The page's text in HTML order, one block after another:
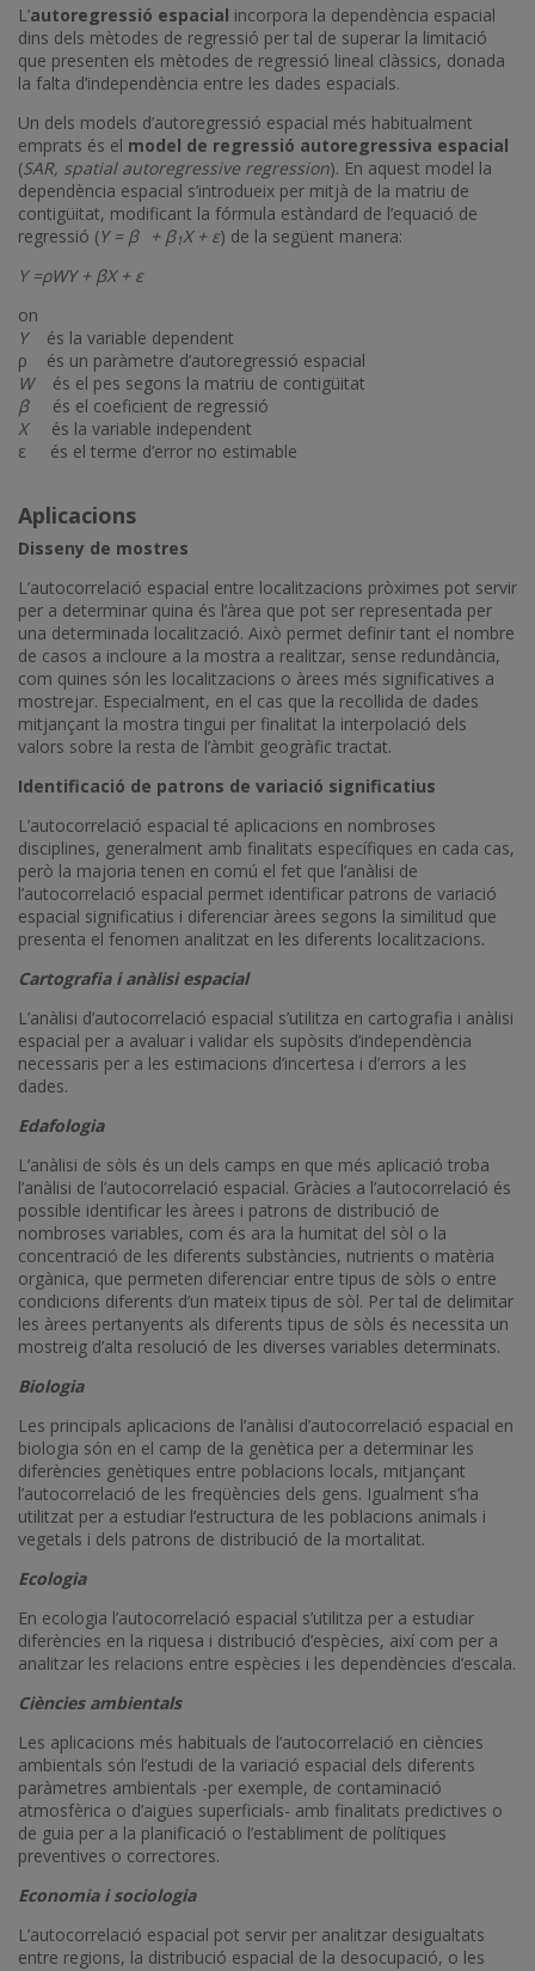
L’autoregressió espacial incorpora la dependència espacial
dins dels mètodes de regressió per tal de superar la limitació
que presenten els mètodes de regressió lineal clàssics, donada
la falta d’independència entre les dades espacials.
Un dels models d’autoregressió espacial més habitualment
emprats és el model de regressió autoregressiva espacial
(SAR, spatial autoregressive regression). En aquest model la
dependència espacial s’introdueix per mitjà de la matriu de
contigüitat, modificant la fórmula estàndard de l’equació de
regressió (Y = β + β 1X + ε) de la següent manera:
Y =ρWY + βX + ε
on
Yés la variable dependent
ρ és un paràmetre d’autoregressió espacial
Wés el pes segons la matriu de contigüitat
βés el coeficient de regressió
X
és la variable independent
ε és el terme d’error no estimable
Aplicacions
Disseny de mostres
L’autocorrelació espacial entre localitzacions pròximes pot servir
per a determinar quina és l’àrea que pot ser representada per
una determinada localització. Això permet definir tant el nombre
de casos a incloure a la mostra a realitzar, sense redundància,
com quines són les localitzacions o àrees més significatives a
mostrejar. Especialment, en el cas que la recollida de dades
mitjançant la mostra tingui per finalitat la interpolació dels
valors sobre la resta de l’àmbit geogràfic tractat.
Identificació de patrons de variació significatius
L’autocorrelació espacial té aplicacions en nombroses
disciplines, generalment amb finalitats específiques en cada cas,
però la majoria tenen en comú el fet que l’anàlisi de
l’autocorrelació espacial permet identificar patrons de variació
espacial significatius i diferenciar àrees segons la similitud que
presenta el fenomen analitzat en les diferents localitzacions.
Cartografia i anàlisi espacial
L’anàlisi d’autocorrelació espacial s’utilitza en cartografia i anàlisi
espacial per a avaluar i validar els supòsits d’independència
necessaris per a les estimacions d’incertesa i d’errors a les
dades.
Edafologia
L’anàlisi de sòls és un dels camps en que més aplicació troba
l’anàlisi de l’autocorrelació espacial. Gràcies a l’autocorrelació és
possible identificar les àrees i patrons de distribució de
nombroses variables, com és ara la humitat del sòl o la
concentració de les diferents substàncies, nutrients o matèria
orgànica, que permeten diferenciar entre tipus de sòls o entre
condicions diferents d’un mateix tipus de sòl. Per tal de delimitar
les àrees pertanyents als diferents tipus de sòls és necessita un
mostreig d’alta resolució de les diverses variables determinats.
Biologia
Les principals aplicacions de l’anàlisi d’autocorrelació espacial en
biologia són en el camp de la genètica per a determinar les
diferències genètiques entre poblacions locals, mitjançant
l’autocorrelació de les freqüències dels gens. Igualment s’ha
utilitzat per a estudiar l’estructura de les poblacions animals i
vegetals i dels patrons de distribució de la mortalitat.
Ecologia
En ecologia l’autocorrelació espacial s’utilitza per a estudiar
diferències en la riquesa i distribució d’espècies, així com per a
analitzar les relacions entre espècies i les dependències d’escala.
Ciències ambientals
Les aplicacions més habituals de l’autocorrelació en ciències
ambientals són l’estudi de la variació espacial dels diferents
paràmetres ambientals -per exemple, de contaminació
atmosfèrica o d’aigües superficials- amb finalitats predictives o
de guia per a la planificació o l’establiment de polítiques
preventives o correctores.
Economia i sociologia
L’autocorrelació espacial pot servir per analitzar desigualtats
entre regions, la distribució espacial de la desocupació, o les